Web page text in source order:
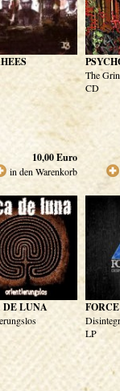
10,00Euro
in den Warenkorb
The
CD
DE LUNA
LP